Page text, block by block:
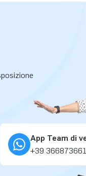
App Team di
+39